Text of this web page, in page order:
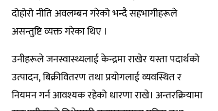
दोहोरो नीति अवलम्बन गरेको भन्दै सहभागीहरूले
असन्तुष्टि व्यक्त गरेका थिए ।
उनीहरूले जनस्वास्थ्यलाई केन्द्रमा राखेर यस्ता पदार्थको
उत्पादन, बिक्रीवितरण तथा प्रयोगलाई व्यवस्थित र
नियमन गर्न आवश्यक रहेको धारणा राखे। अन्तरक्रियामा